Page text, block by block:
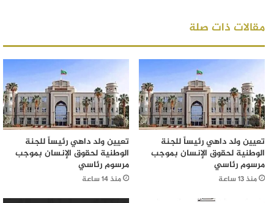
مقالات ذات صلة
تعيين ولد داهي رئيساً للجنة
الوطنية لحقوق الإنسان بموجب
مرسوم رئاسي
منذ 13 ساعة
تعيين ولد داهي رئيساً للجنة
الوطنية لحقوق الإنسان بموجب
مرسوم رئاسي
منذ 14 ساعة